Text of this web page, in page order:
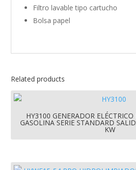
Filtro lavable tipo cartucho
Bolsa papel
Related products
HY3100 GENERADOR
GASOLINA SERIE STANDARD
KW